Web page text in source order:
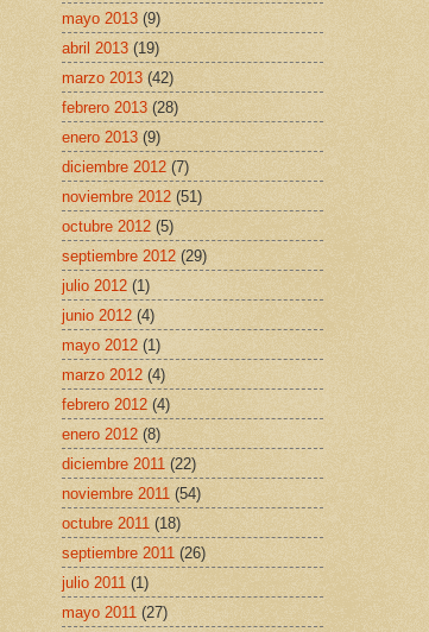
mayo 2013 (9)
abril 2013 (19)
marzo 2013 (42)
febrero 2013 (28)
enero 2013 (9)
diciembre 2012 (7)
noviembre 2012 (51)
octubre 2012 (5)
septiembre 2012 (29)
julio 2012 (1)
junio 2012 (4)
mayo 2012 (1)
marzo 2012 (4)
febrero 2012 (4)
enero 2012 (8)
diciembre 2011 (22)
noviembre 2011 (54)
octubre 2011 (18)
septiembre 2011 (26)
julio 2011 (1)
mayo 2011 (27)